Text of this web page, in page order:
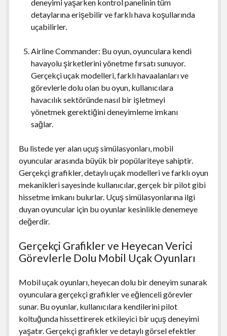
deneyimi yaşarken kontrol panelinin tüm
detaylarına erişebilir ve farklı hava koşullarında
uçabilirler.
Airline Commander: Bu oyun, oyunculara kendi
havayolu şirketlerini yönetme fırsatı sunuyor.
Gerçekçi uçak modelleri, farklı havaalanları ve
görevlerle dolu olan bu oyun, kullanıcılara
havacılık sektöründe nasıl bir işletmeyi
yönetmek gerektiğini deneyimleme imkanı
sağlar.
Bu listede yer alan uçuş simülasyonları, mobil
oyuncular arasında büyük bir popülariteye sahiptir.
Gerçekçi grafikler, detaylı uçak modelleri ve farklı oyun
mekanikleri sayesinde kullanıcılar, gerçek bir pilot gibi
hissetme imkanı bulurlar. Uçuş simülasyonlarına ilgi
duyan oyuncular için bu oyunlar kesinlikle denemeye
değerdir.
Gerçekçi Grafikler ve Heyecan Verici
Görevlerle Dolu Mobil Uçak Oyunları
Mobil uçak oyunları, heyecan dolu bir deneyim sunarak
oyunculara gerçekçi grafikler ve eğlenceli görevler
sunar. Bu oyunlar, kullanıcılara kendilerini pilot
koltuğunda hissettirerek etkileyici bir uçuş deneyimi
yaşatır. Gerçekçi grafikler ve detaylı görsel efektler